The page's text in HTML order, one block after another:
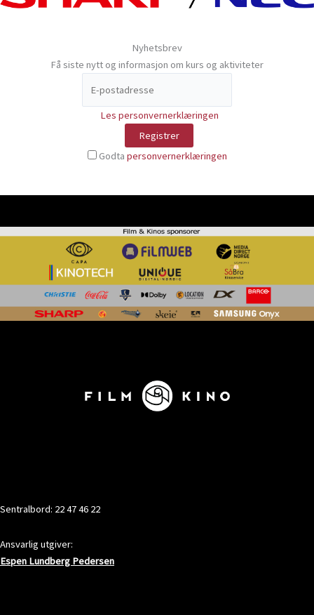
Nyhetsbrev
Få siste nytt og informasjon om kurs og aktiviteter
Les personvernerklæringen
Godta personvernerklæringen
Sentralbord: 22 47 46 22
Ansvarlig utgiver:
Espen Lundberg Pedersen